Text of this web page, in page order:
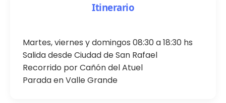
Itinerario
Martes, viernes y domingos 08:30 a 18:30 hs
Salida desde Ciudad de San Rafael
Recorrido por Cañón del Atuel
Parada en Valle Grande